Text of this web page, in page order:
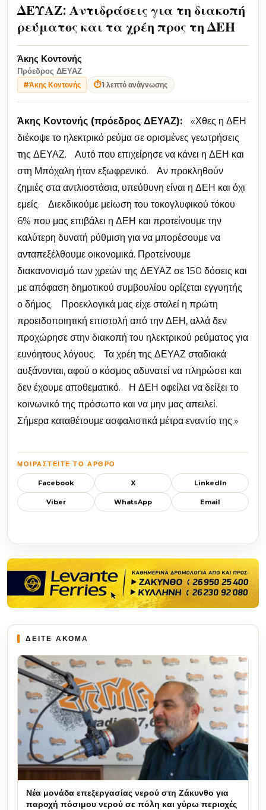
ΔΕΥΑΖ: Αντιδράσεις για τη διακοπή
ρεύματος και τα χρέη προς τη ΔΕΗ
Άκης Κοντονής
Πρόεδρος ΔΕΥΑΖ
#Άκης Κοντονής ⏱1 λεπτό ανάγνωσης
Άκης Κοντονής (πρόεδρος ΔΕΥΑΖ): «Χθες η ΔΕΗ
διέκοψε το ηλεκτρικό ρεύμα σε ορισμένες γεωτρήσεις
της ΔΕΥΑΖ. Αυτό που επιχείρησε να κάνει η ΔΕΗ και
στη Μπόχαλη ήταν εξωφρενικό. Αν προκληθούν
ζημιές στα αντλιοστάσια, υπεύθυνη είναι η ΔΕΗ και όχι
εμείς. Διεκδικούμε μείωση του τοκογλυφικού τόκου
6% που μας επιβάλει η ΔΕΗ και προτείνουμε την
καλύτερη δυνατή ρύθμιση για να μπορέσουμε να
ανταπεξέλθουμε οικονομικά. Προτείνουμε
διακανονισμό των χρεών της ΔΕΥΑΖ σε 150 δόσεις και
με απόφαση δημοτικού συμβουλίου ορίζεται εγγυητής
ο δήμος. Προεκλογικά μας είχε σταλεί η πρώτη
προειδοποιητική επιστολή από την ΔΕΗ, αλλά δεν
προχώρησε στην διακοπή του ηλεκτρικού ρεύματος για
ευνόητους λόγους. Τα χρέη της ΔΕΥΑΖ σταδιακά
αυξάνονται, αφού ο κόσμος αδυνατεί να πληρώσει και
δεν έχουμε αποθεματικό. Η ΔΕΗ οφείλει να δείξει το
κοινωνικό της πρόσωπο και να μην μας απειλεί.
Σήμερα καταθέτουμε ασφαλιστικά μέτρα εναντίο της.»
ΜΟΙΡΑΣΤΕΊΤΕ ΤΟ ΆΡΘΡΟ
Facebook X LinkedIn
Viber WhatsApp Email
ΔΕΙΤΕ ΑΚΟΜΑ
Νέα μονάδα επεξεργασίας νερού στη Ζάκυνθο για
παροχή πόσιμου νερού σε πόλη και γύρω περιοχές